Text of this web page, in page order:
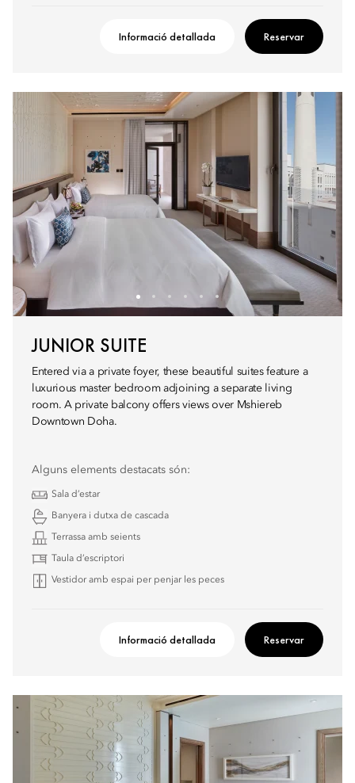
Informació detallada Reservar
JUNIOR SUITE
Entered via a private foyer, these beautiful suites feature a
luxurious master bedroom adjoining a separate living
room. A private balcony offers views over Mshiereb
Downtown Doha.
Alguns elements destacats són:
Sala d’estar
Banyera i dutxa de cascada
Terrassa amb seients
Taula d’escriptori
Vestidor amb espai per penjar les peces
Informació detallada Reservar